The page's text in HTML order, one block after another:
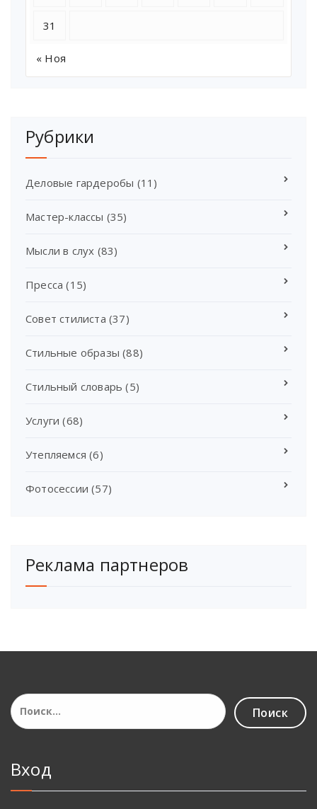
31
« Ноя
Рубрики
Деловые гардеробы (11)
Мастер-классы (35)
Мысли в слух (83)
Пресса (15)
Совет стилиста (37)
Стильные образы (88)
Стильный словарь (5)
Услуги (68)
Утепляемся (6)
Фотосессии (57)
Реклама партнеров
Найти:
Вход